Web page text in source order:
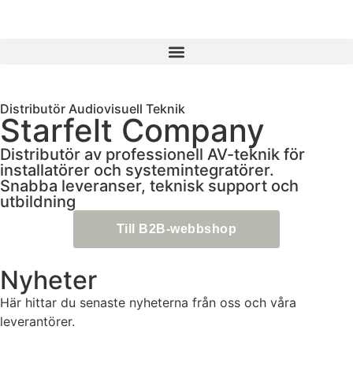
Distributör Audiovisuell Teknik
Starfelt Company
Distributör av professionell AV-teknik för
installatörer och systemintegratörer.
Snabba leveranser, teknisk support och
utbildning
Till B2B-webbshop
Nyheter
Här hittar du senaste nyheterna från oss och våra
leverantörer.